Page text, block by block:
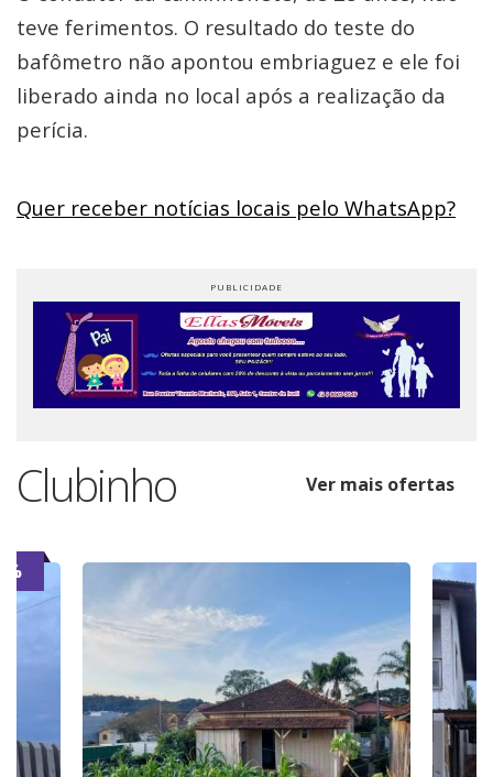
teve ferimentos. O resultado do teste do
bafômetro não apontou embriaguez e ele foi
liberado ainda no local após a realização da
perícia.
Quer receber notícias locais pelo WhatsApp?
Clubinho Ver mais ofertas